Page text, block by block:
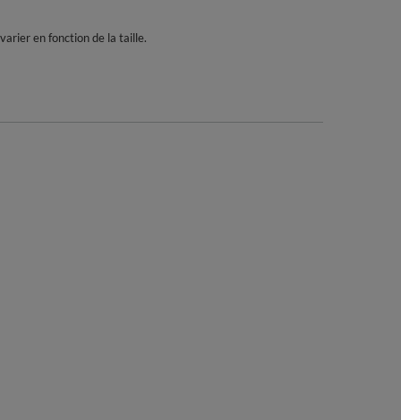
en fonction de la taille.